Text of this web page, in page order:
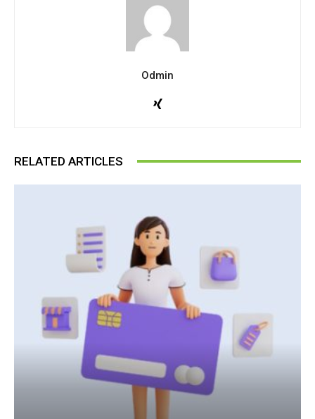
Odmin
RELATED ARTICLES